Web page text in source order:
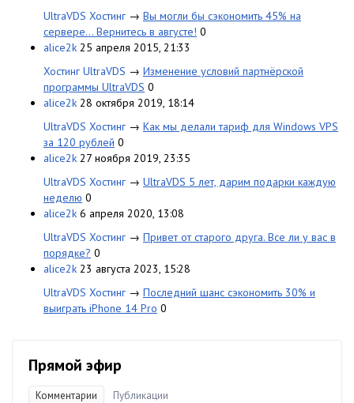
UltraVDS Хостинг → Вы могли бы сэкономить 45% на
сервере… Вернитесь в августе! 0
alice2k 25 апреля 2015, 21:33
Хостинг UltraVDS → Изменение условий партнёрской
программы UltraVDS 0
alice2k 28 октября 2019, 18:14
UltraVDS Хостинг → Как мы делали тариф для Windows VPS
за 120 рублей 0
alice2k 27 ноября 2019, 23:35
UltraVDS Хостинг → UltraVDS 5 лет, дарим подарки каждую
неделю 0
alice2k 6 апреля 2020, 13:08
UltraVDS Хостинг → Привет от старого друга. Все ли у вас в
порядке? 0
alice2k 23 августа 2023, 15:28
UltraVDS Хостинг → Последний шанс сэкономить 30% и
выиграть iPhone 14 Pro 0
Прямой эфир
Комментарии Публикации